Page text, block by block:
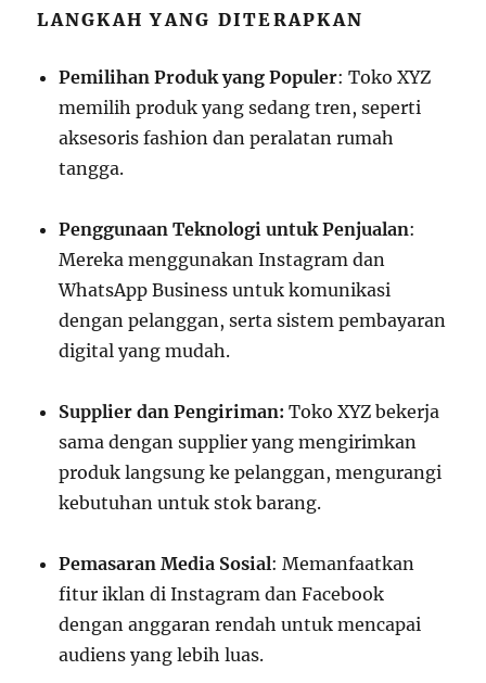
LANGKAH YANG DITERAPKAN
Pemilihan Produk yang Populer: Toko XYZ
memilih produk yang sedang tren, seperti
aksesoris fashion dan peralatan rumah
tangga.
Penggunaan Teknologi untuk Penjualan:
Mereka menggunakan Instagram dan
WhatsApp Business untuk komunikasi
dengan pelanggan, serta sistem pembayaran
digital yang mudah.
Supplier dan Pengiriman: Toko XYZ bekerja
sama dengan supplier yang mengirimkan
produk langsung ke pelanggan, mengurangi
kebutuhan untuk stok barang.
Pemasaran Media Sosial: Memanfaatkan
fitur iklan di Instagram dan Facebook
dengan anggaran rendah untuk mencapai
audiens yang lebih luas.